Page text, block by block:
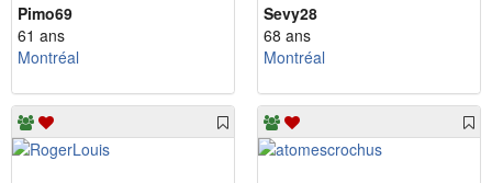
Pimo69
61 ans
Montréal
Sevy28
68 ans
Montréal